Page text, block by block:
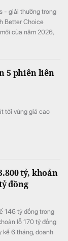
- giải thưởng trong
Better Choice
của năm 2026,
5 phiên liên
tới vùng giá cao
tỷ, khoản
đồng
146 tỷ đồng trong
lỗ 170 tỷ đồng
kế 6 tháng, doanh